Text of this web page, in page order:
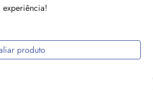
experiência!
produto